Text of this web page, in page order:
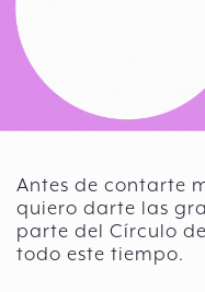
Antes de contarte
quiero darte las
parte del Círculo
todo este tiempo.